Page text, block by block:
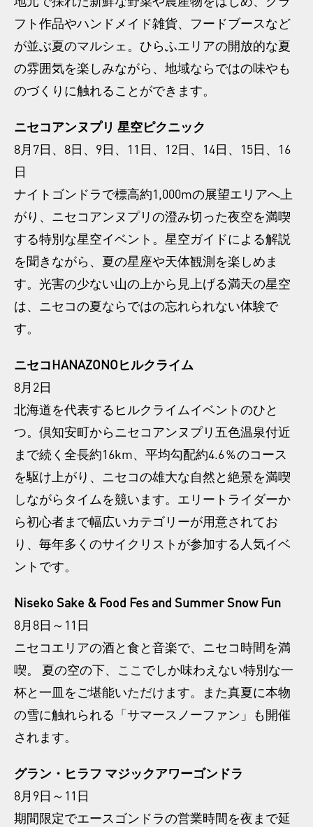
フト作品やハンドメイド雑貨、フードブースなど
が並ぶ夏のマルシェ。ひらふエリアの開放的な夏
の雰囲気を楽しみながら、地域ならではの味やも
のづくりに触れることができます。
ニセコアンヌプリ 星空ピクニック
8月7日、8日、9日、11日、12日、14日、15日、16
日
ナイトゴンドラで標高約1,000mの展望エリアへ上
がり、ニセコアンヌプリの澄み切った夜空を満喫
する特別な星空イベント。星空ガイドによる解説
を聞きながら、夏の星座や天体観測を楽しめま
す。光害の少ない山の上から見上げる満天の星空
は、ニセコの夏ならではの忘れられない体験で
す。
ニセコHANAZONOヒルクライム
8月2日
北海道を代表するヒルクライムイベントのひと
つ。倶知安町からニセコアンヌプリ五色温泉付近
まで続く全長約16km、平均勾配約4.6％のコース
を駆け上がり、ニセコの雄大な自然と絶景を満喫
しながらタイムを競います。エリートライダーか
ら初心者まで幅広いカテゴリーが用意されてお
り、毎年多くのサイクリストが参加する人気イベ
ントです。
Niseko Sake & Food Fes and Summer Snow Fun
8月8日～11日
ニセコエリアの酒と食と音楽で、ニセコ時間を満
喫。 夏の空の下、ここでしか味わえない特別な一
杯と一皿をご堪能いただけます。また真夏に本物
の雪に触れられる「サマースノーファン」も開催
されます。
グラン・ヒラフ マジックアワーゴンドラ
8月9日～11日
期間限定でエースゴンドラの営業時間を夜まで延